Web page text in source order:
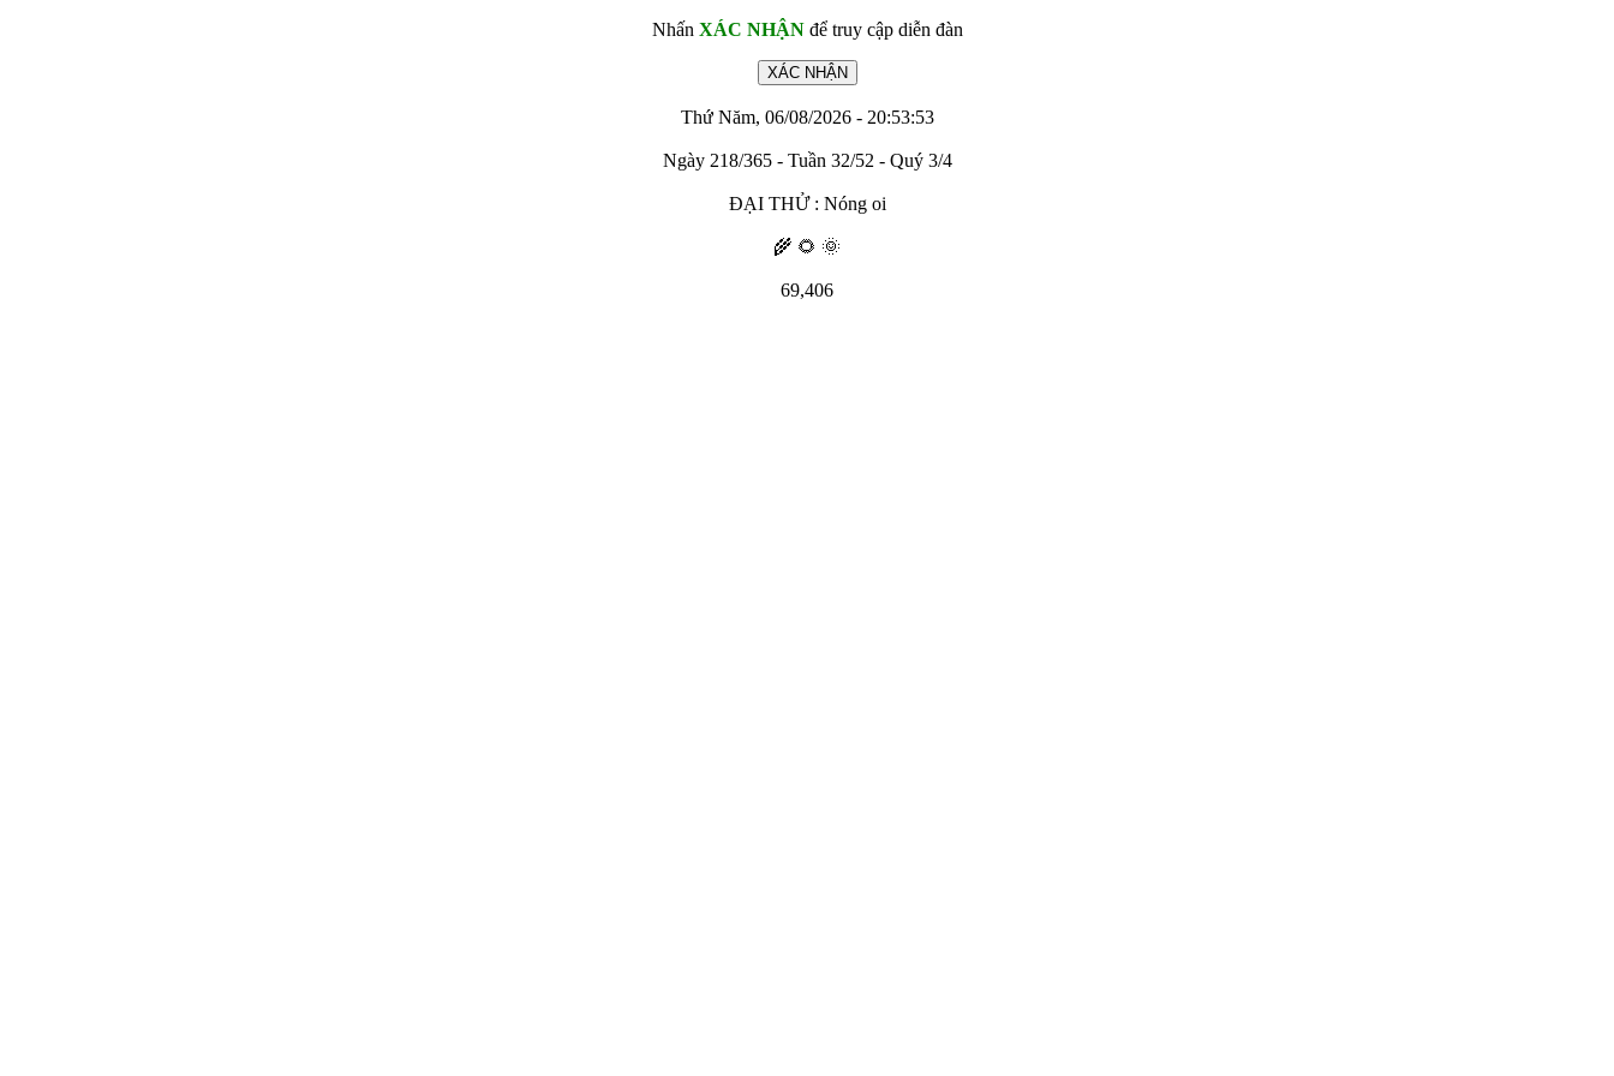
Nhấn XÁC NHẬNđể truy cập diễn đàn
Thứ Năm, 06/08/2026 - 20:53:53
Ngày 218/365 - Tuần 32/52 - Quý 3/4
ĐẠI THỬ : Nóng oi
🌾 🌻 🌞
69,406